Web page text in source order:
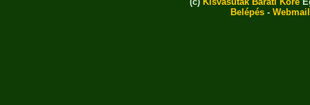
Belépés - Webmail